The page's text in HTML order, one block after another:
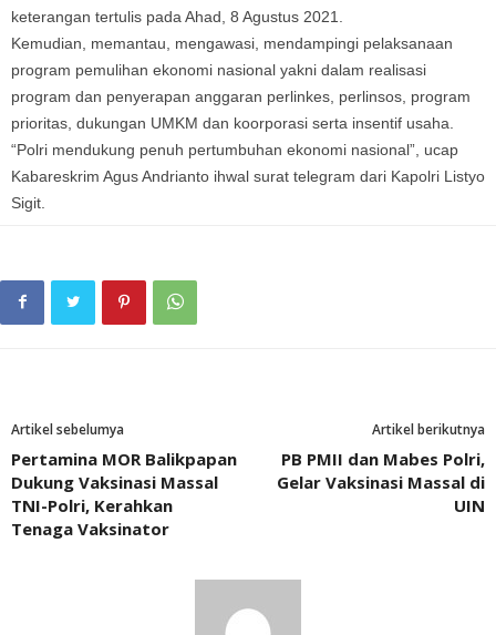
keterangan tertulis pada Ahad, 8 Agustus 2021.
Kemudian, memantau, mengawasi, mendampingi pelaksanaan
program pemulihan ekonomi nasional yakni dalam realisasi
program dan penyerapan anggaran perlinkes, perlinsos, program
prioritas, dukungan UMKM dan koorporasi serta insentif usaha.
“Polri mendukung penuh pertumbuhan ekonomi nasional”, ucap
Kabareskrim Agus Andrianto ihwal surat telegram dari Kapolri Listyo
Sigit.
Artikel sebelumya
Pertamina MOR Balikpapan
Dukung Vaksinasi Massal
TNI-Polri, Kerahkan
Tenaga Vaksinator
Artikel berikutnya
PB PMII dan Mabes Polri,
Gelar Vaksinasi Massal di
UIN